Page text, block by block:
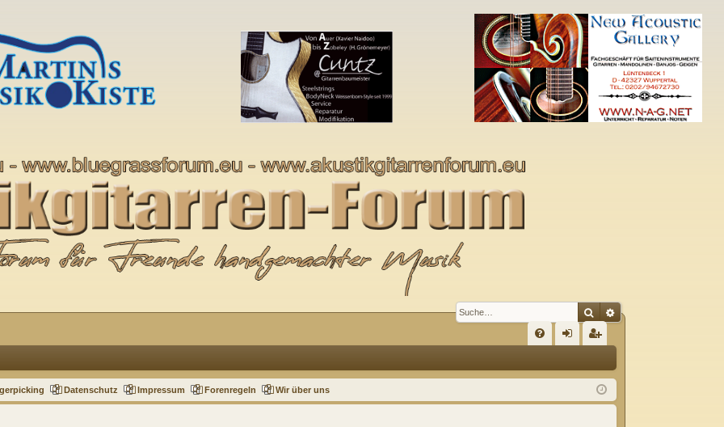
SucheErweiterte Suche
S
Q m
el
ist
rie
Datenschutz Impressum Forenregeln Wir über uns